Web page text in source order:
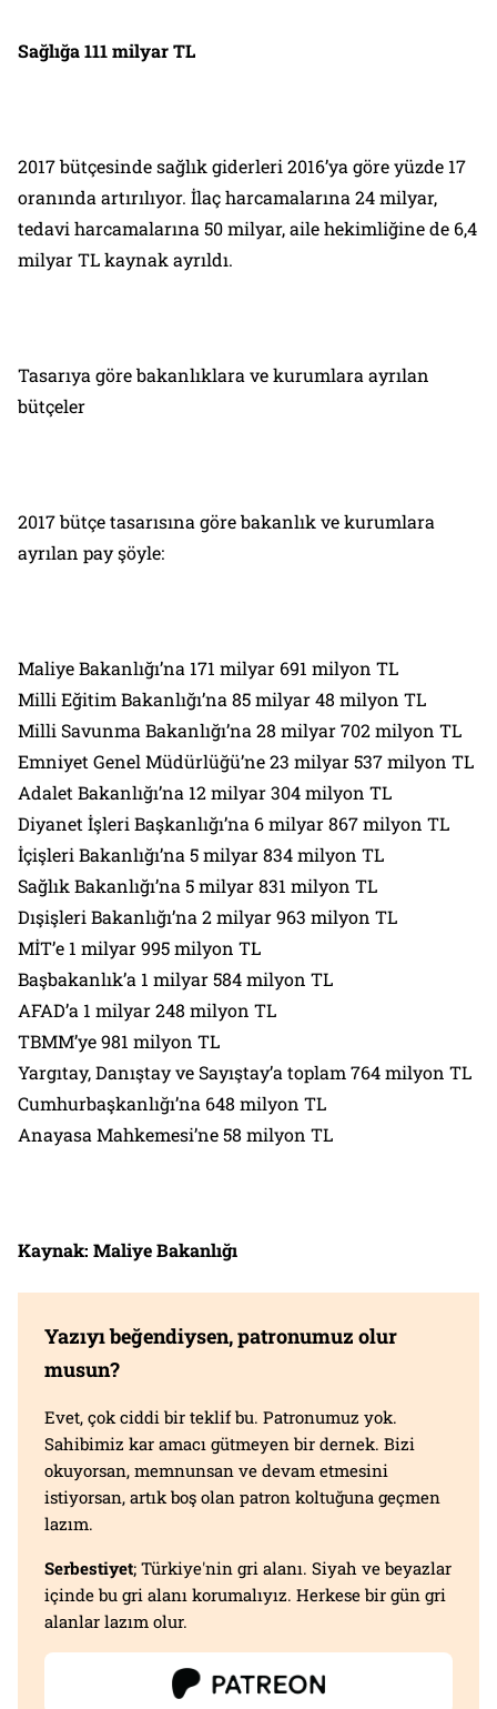
Sağlığa 111 milyar TL
2017 bütçesinde sağlık giderleri 2016’ya göre yüzde 17
oranında artırılıyor. İlaç harcamalarına 24 milyar,
tedavi harcamalarına 50 milyar, aile hekimliğine de 6,4
milyar TL kaynak ayrıldı.
Tasarıya göre bakanlıklara ve kurumlara ayrılan
bütçeler
2017 bütçe tasarısına göre bakanlık ve kurumlara
ayrılan pay şöyle:
Maliye Bakanlığı’na 171 milyar 691 milyon TL
Milli Eğitim Bakanlığı’na 85 milyar 48 milyon TL
Milli Savunma Bakanlığı’na 28 milyar 702 milyon TL
Emniyet Genel Müdürlüğü’ne 23 milyar 537 milyon TL
Adalet Bakanlığı’na 12 milyar 304 milyon TL
Diyanet İşleri Başkanlığı’na 6 milyar 867 milyon TL
İçişleri Bakanlığı’na 5 milyar 834 milyon TL
Sağlık Bakanlığı’na 5 milyar 831 milyon TL
Dışişleri Bakanlığı’na 2 milyar 963 milyon TL
MİT’e 1 milyar 995 milyon TL
Başbakanlık’a 1 milyar 584 milyon TL
AFAD’a 1 milyar 248 milyon TL
TBMM’ye 981 milyon TL
Yargıtay, Danıştay ve Sayıştay’a toplam 764 milyon TL
Cumhurbaşkanlığı’na 648 milyon TL
Anayasa Mahkemesi’ne 58 milyon TL
Kaynak: Maliye Bakanlığı
Yazıyı beğendiysen, patronumuz olur
musun?
Evet, çok ciddi bir teklif bu. Patronumuz yok.
Sahibimiz kar amacı gütmeyen bir dernek. Bizi
okuyorsan, memnunsan ve devam etmesini
istiyorsan, artık boş olan patron koltuğuna geçmen
lazım.
Serbestiyet; Türkiye'nin gri alanı. Siyah ve beyazlar
içinde bu gri alanı korumalıyız. Herkese bir gün gri
alanlar lazım olur.